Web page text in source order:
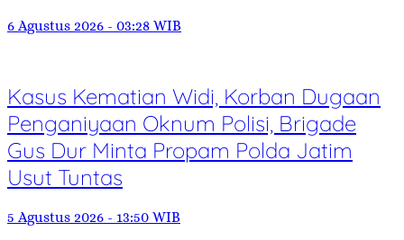
6 Agustus 2026 - 03:28 WIB
Kasus Kematian Widi, Korban Dugaan
Penganiyaan Oknum Polisi, Brigade
Gus Dur Minta Propam Polda Jatim
Usut Tuntas
5 Agustus 2026 - 13:50 WIB